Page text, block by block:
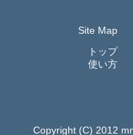
Site Map
トップ
使い方
Copyright (C) 2012